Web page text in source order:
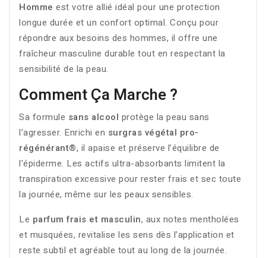
Homme est votre allié idéal pour une protection
longue durée et un confort optimal. Conçu pour
répondre aux besoins des hommes, il offre une
fraîcheur masculine durable tout en respectant la
sensibilité de la peau.
Comment Ça Marche ?
Sa formule sans alcool protège la peau sans
l’agresser. Enrichi en surgras végétal pro-
régénérant®, il apaise et préserve l’équilibre de
l’épiderme. Les actifs ultra-absorbants limitent la
transpiration excessive pour rester frais et sec toute
la journée, même sur les peaux sensibles.
Le parfum frais et masculin, aux notes mentholées
et musquées, revitalise les sens dès l’application et
reste subtil et agréable tout au long de la journée.